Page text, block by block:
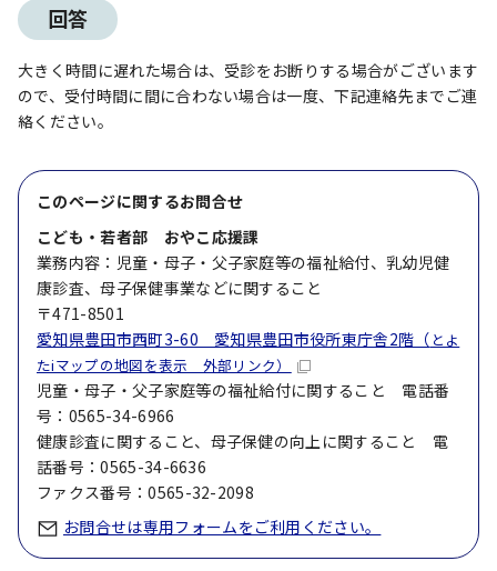
回答
大きく時間に遅れた場合は、受診をお断りする場合がございます
ので、受付時間に間に合わない場合は一度、下記連絡先までご連
絡ください。
このページに関するお問合せ
こども・若者部 おやこ応援課
業務内容：児童・母子・父子家庭等の福祉給付、乳幼児健
康診査、母子保健事業などに関すること
〒471-8501
愛知県豊田市西町3-60 愛知県豊田市役所東庁舎2階（ とよ
たiマップの地図を表示 外部リンク）
児童・母子・父子家庭等の福祉給付に関すること 電話番
号：0565-34-6966
健康診査に関すること、母子保健の向上に関すること 電
話番号：0565-34-6636
ファクス番号：0565-32-2098
お問合せは専用フォームをご利用ください。